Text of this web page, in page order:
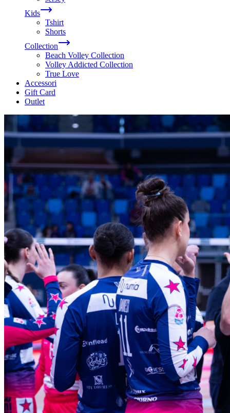
Kids
Tshirt
Shorts
Collection
Beach Volley Collection
Volley Addicted Collection
True Love
Accessori
Gift Card
Outlet